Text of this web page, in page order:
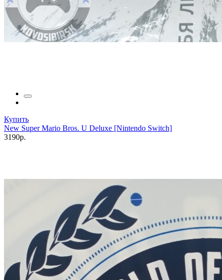
Купить
New Super Mario Bros. U Deluxe [Nintendo Switch]
3190р.